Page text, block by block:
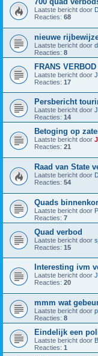
Laatste bericht door
Reacties: 68
nieuwe
Laatste bericht door
Reacties: 8
FRANS
Laatste bericht door
Reacties: 17
Persbericht
Laatste bericht door
Reacties: 14
Betoging op
Laatste bericht door
Reacties: 21
Raad van State
Laatste bericht door
Reacties: 54
Quads
Laatste bericht door
Reacties: 7
Quad verbod
Laatste bericht door
Reacties: 15
Interesting ivm
Laatste bericht door
Reacties: 20
mmm wat
Laatste bericht door
Reacties: 8
Eindelijk een
Laatste bericht door
Reacties: 1